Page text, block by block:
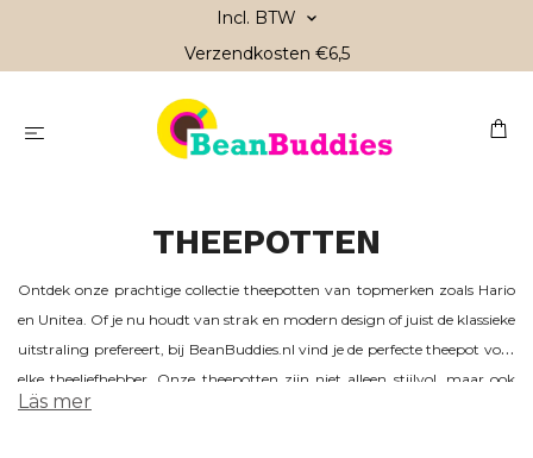
Incl. BTW
Verzendkosten €6,5
THEEPOTTEN
Ontdek onze prachtige collectie theepotten van topmerken zoals Hario
en Unitea. Of je nu houdt van strak en modern design of juist de klassieke
uitstraling prefereert, bij BeanBuddies.nl vind je de perfecte theepot voor
elke theeliefhebber. Onze theepotten zijn niet alleen stijlvol, maar ook
functioneel, zodat je altijd kunt genieten van een perfecte kop thee. Van
Läs mer